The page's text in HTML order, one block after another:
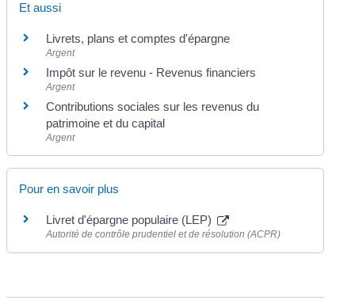
Et aussi
Livrets, plans et comptes d'épargne
Argent
Impôt sur le revenu - Revenus financiers
Argent
Contributions sociales sur les revenus du
patrimoine et du capital
Argent
Pour en savoir plus
Livret d'épargne populaire (LEP)
Autorité de contrôle prudentiel et de résolution (ACPR)